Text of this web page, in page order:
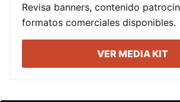
Revisa banners, contenido
formatos comerciales disponibles.
VER MEDIA KIT